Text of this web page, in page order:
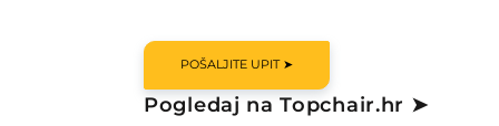
POŠALJITE UPIT ➤
Pogledaj na Topchair.hr ➤